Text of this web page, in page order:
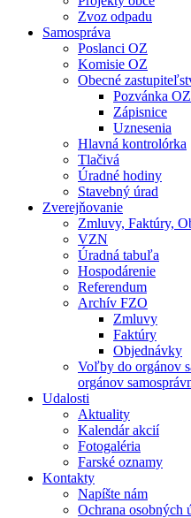
Zvoz odpadu
Samospráva
Poslanci OZ
Komisie OZ
Obecné
Pozvánka OZ
Zápisnice
Uznesenia
Hlavná kontrolórka
Tlačivá
Úradné hodiny
Stavebný úrad
Zverejňovanie
Zmluvy, Faktúry,
VZN
Úradná tabuľa
Hospodárenie
Referendum
Archív FZO
Zmluvy
Faktúry
Objednávky
Voľby do orgánov
orgánov
Udalosti
Aktuality
Kalendár akcií
Fotogaléria
Farské oznamy
Kontakty
Napíšte nám
Ochrana osobných